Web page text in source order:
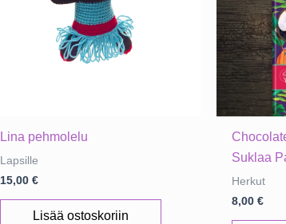
Lina pehmolelu
Lapsille
15,00€
Lisää ostoskoriin
Suklaa
Herkut
8,00€